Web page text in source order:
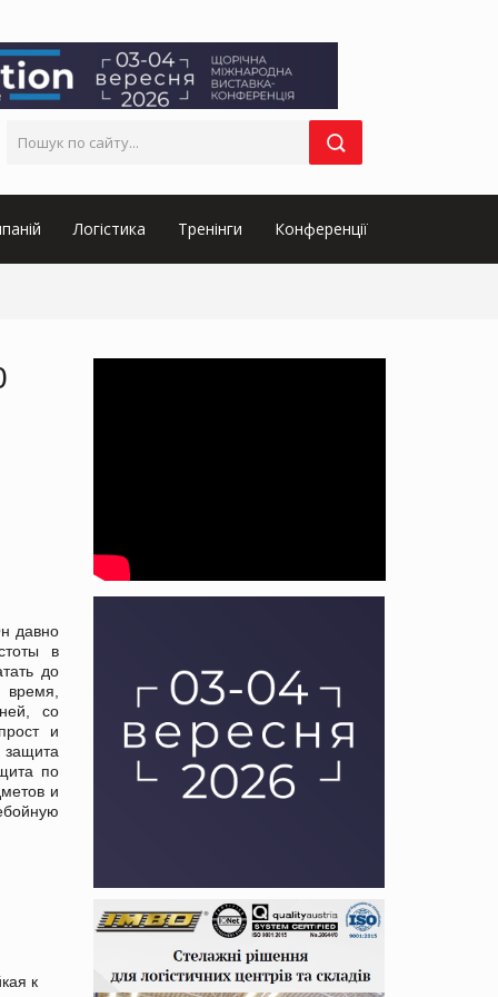
Логістика Тренінги Конференції
давно
в
до
время,
со
и
защита
по
и
к